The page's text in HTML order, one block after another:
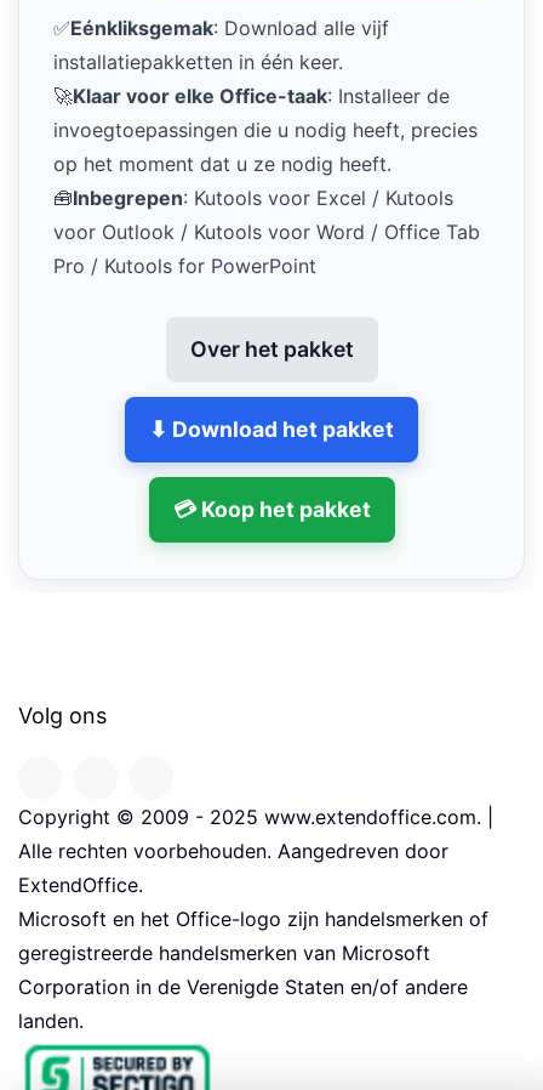
✅Eénkliksgemak: Download alle vijf
installatiepakketten in één keer.
🚀Klaar voor elke Office-taak: Installeer de
invoegtoepassingen die u nodig heeft, precies
op het moment dat u ze nodig heeft.
🧰Inbegrepen: Kutools voor Excel / Kutools
voor Outlook / Kutools voor Word / Office Tab
Pro / Kutools for PowerPoint
Over het pakket
⬇ Download het pakket
💳 Koop het pakket
Volg ons
Copyright © 2009 - 2025 www.extendoffice.com. |
Alle rechten voorbehouden. Aangedreven door
ExtendOffice.
Microsoft en het Office-logo zijn handelsmerken of
geregistreerde handelsmerken van Microsoft
Corporation in de Verenigde Staten en/of andere
landen.